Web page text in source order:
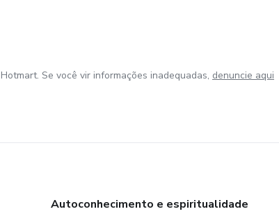
Se você vir informações inadequadas, denuncie aqui
Autoconhecimento e espiritualidade